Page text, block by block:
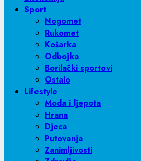
Sport
Nogomet
Rukomet
Košarka
Odbojka
Borilački sportovi
Ostalo
Lifestyle
Moda i ljepota
Hrana
Djeca
Putovanja
Zanimljivosti